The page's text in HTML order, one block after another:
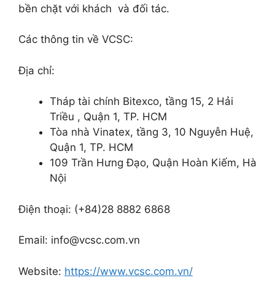
bền chặt với khách và đối tác.
Các thông tin về VCSC:
Địa chỉ:
Tháp tài chính Bitexco, tầng 15, 2 Hải
Triều , Quận 1, TP. HCM
Tòa nhà Vinatex, tầng 3, 10 Nguyễn Huệ,
Quận 1, TP. HCM
109 Trần Hưng Đạo, Quận Hoàn Kiếm, Hà
Nội
Điện thoại: (+84)28 8882 6868
Email: info@vcsc.com.vn
Website: https://www.vcsc.com.vn/